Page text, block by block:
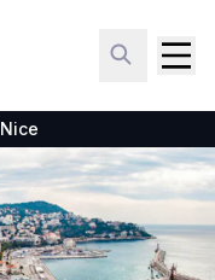
Nice